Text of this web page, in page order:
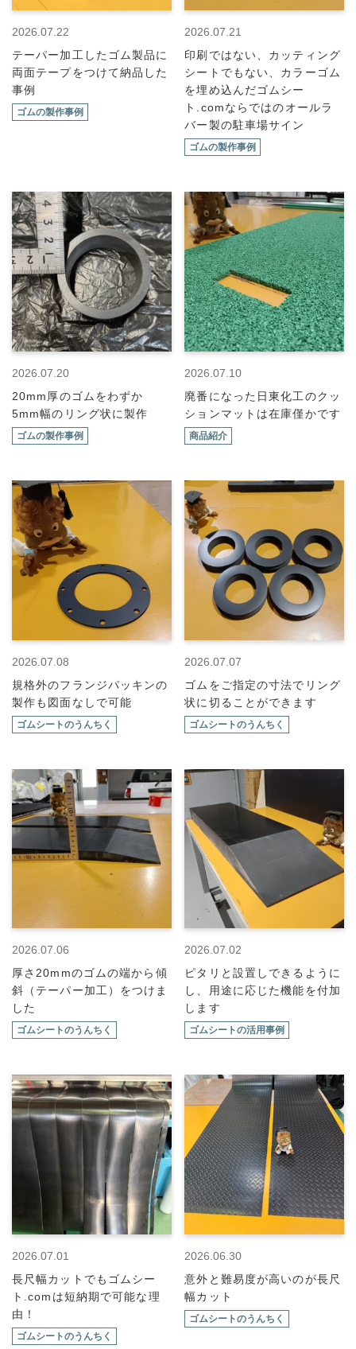
2026.07.22
テーパー加工したゴム製品に
両面テープをつけて納品した
事例
ゴムの製作事例
2026.07.21
印刷ではない、カッティング
シートでもない、カラーゴム
を埋め込んだゴムシー
ト.comならではのオールラ
バー製の駐車場サイン
ゴムの製作事例
2026.07.20
20mm厚のゴムをわずか
5mm幅のリング状に製作
ゴムの製作事例
2026.07.10
廃番になった日東化工のクッ
ションマットは在庫僅かです
商品紹介
2026.07.08
規格外のフランジパッキンの
製作も図面なしで可能
ゴムシートのうんちく
2026.07.07
ゴムをご指定の寸法でリング
状に切ることができます
ゴムシートのうんちく
2026.07.06
厚さ20mmのゴムの端から傾
斜（テーパー加工）をつけま
した
ゴムシートのうんちく
2026.07.02
ピタリと設置しできるように
し、用途に応じた機能を付加
します
ゴムシートの活用事例
2026.07.01
長尺幅カットでもゴムシー
ト.comは短納期で可能な理
由！
ゴムシートのうんちく
2026.06.30
意外と難易度が高いのが長尺
幅カット
ゴムシートのうんちく